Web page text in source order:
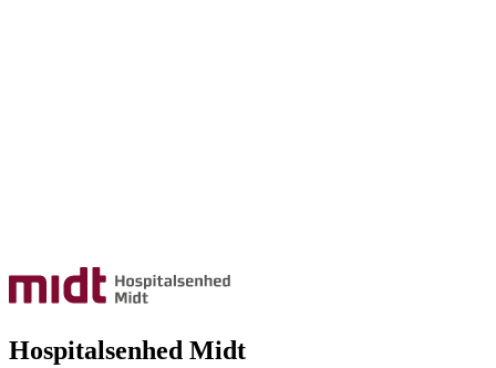
Hospitalsenhed Midt